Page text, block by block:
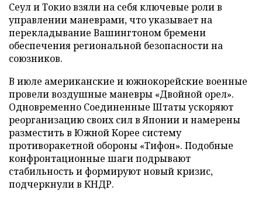
Сеул и Токио взяли на себя ключевые роли в
управлении маневрами, что указывает на
перекладывание Вашингтоном бремени
обеспечения региональной безопасности на
союзников.
В июле американские и южнокорейские военные
провели воздушные маневры «Двойной орел».
Одновременно Соединенные Штаты ускоряют
реорганизацию своих сил в Японии и намерены
разместить в Южной Корее систему
противоракетной обороны «Тифон». Подобные
конфронтационные шаги подрывают
стабильность и формируют новый кризис,
подчеркнули в КНДР.